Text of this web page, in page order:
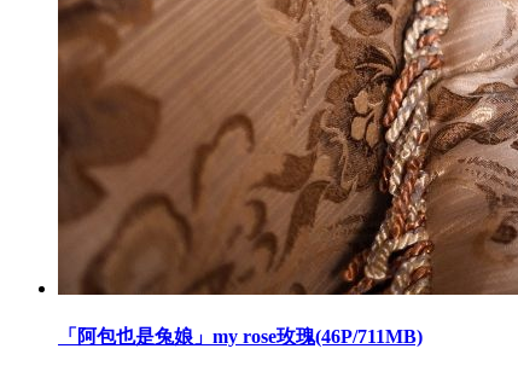
「阿包也是兔娘」my rose玫瑰(46P/711MB)